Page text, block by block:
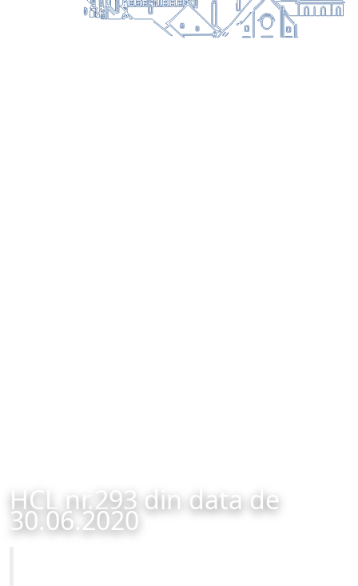
HCL nr.293 din data de
30.06.2020